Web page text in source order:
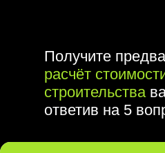
Получите
расчёт
строительства
ответив на 5